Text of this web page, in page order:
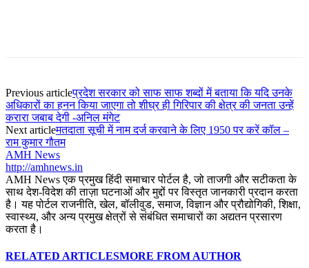
Previous articleप्रदेश सरकार को साफ साफ शब्दों में बताया कि यदि उनके
अधिकारों का हनन किया जाएगा तो शीघ्र ही गिरिपार की क्षेत्र की जनता उन्हें
करारा जबाब देगी -अनिल मंगेट
Next articleमतदाता सूची में नाम दर्ज करवाने के लिए 1950 पर करें कॉल –
राम कुमार गौतम
AMH News
http://amhnews.in
AMH News एक प्रमुख हिंदी समाचार पोर्टल है, जो ताजगी और सटीकता के
साथ देश-विदेश की ताज़ा घटनाओं और मुद्दों पर विस्तृत जानकारी प्रदान करता
है। यह पोर्टल राजनीति, खेल, बॉलीवुड, समाज, विज्ञान और प्रौद्योगिकी, शिक्षा,
स्वास्थ्य, और अन्य प्रमुख क्षेत्रों से संबंधित समाचारों का अद्यतन प्रसारण
करता है।
RELATED ARTICLESMORE FROM AUTHOR